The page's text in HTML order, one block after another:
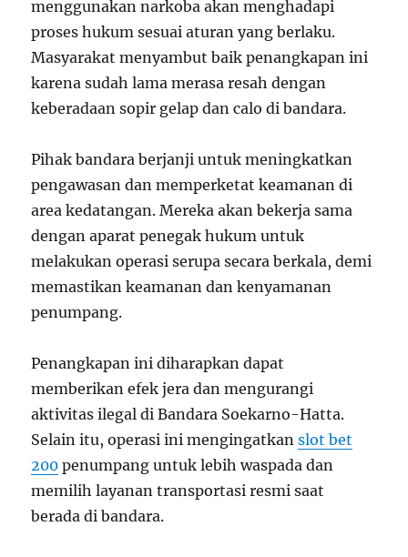
menggunakan narkoba akan menghadapi
proses hukum sesuai aturan yang berlaku.
Masyarakat menyambut baik penangkapan ini
karena sudah lama merasa resah dengan
keberadaan sopir gelap dan calo di bandara.
Pihak bandara berjanji untuk meningkatkan
pengawasan dan memperketat keamanan di
area kedatangan. Mereka akan bekerja sama
dengan aparat penegak hukum untuk
melakukan operasi serupa secara berkala, demi
memastikan keamanan dan kenyamanan
penumpang.
Penangkapan ini diharapkan dapat
memberikan efek jera dan mengurangi
aktivitas ilegal di Bandara Soekarno-Hatta.
Selain itu, operasi ini mengingatkanslot bet
200 penumpang untuk lebih waspada dan
memilih layanan transportasi resmi saat
berada di bandara.